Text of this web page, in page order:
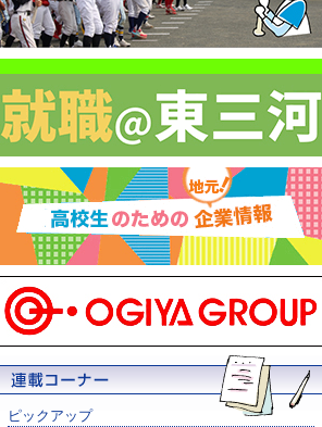
ピックアップ